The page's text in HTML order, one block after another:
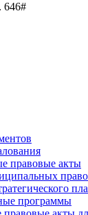
646#
правовые акты
программы